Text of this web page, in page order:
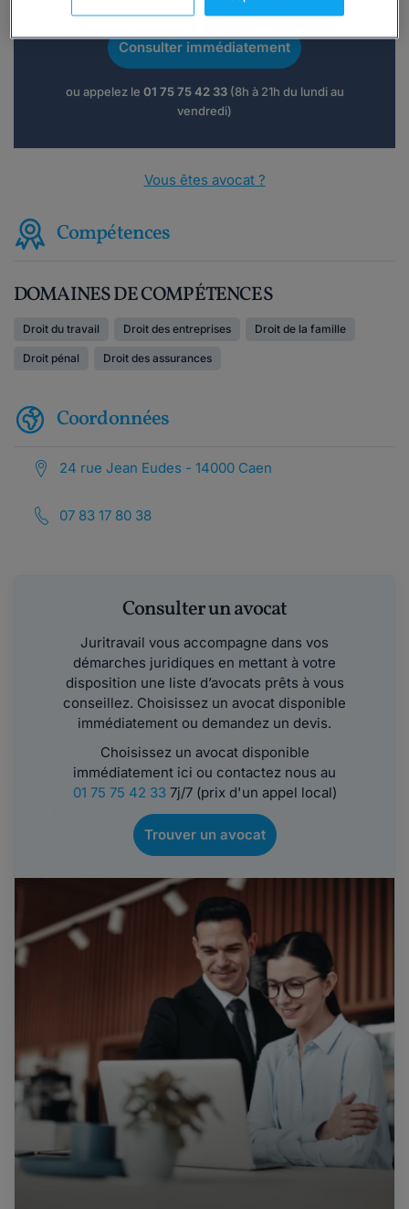
Consulter immédiatement
ou appelez le 01 75 75 42 33(8h à 21h du lundi au
vendredi)
Vous êtes avocat ?
Compétences
DOMAINES DE COMPÉTENCES
Droit du travail Droit des entreprises Droit de la famille
Droit pénal Droit des assurances
Coordonnées
24 rue Jean Eudes - 14000 Caen
07 83 17 80 38
Consulter un avocat
Juritravail vous accompagne dans vos
démarches juridiques en mettant à votre
disposition une liste d’avocats prêts à vous
conseillez. Choisissez un avocat disponible
immédiatement ou demandez un devis.
Choisissez un avocat disponible
immédiatement ici ou contactez nous au
01 75 75 42 337j/7 (prix d'un appel local)
Trouver un avocat